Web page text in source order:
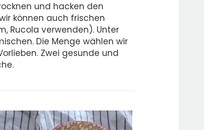
und hacken den
können auch frischen
Rucola verwenden). Unter
Die Menge wählen wir
Zwei gesunde und